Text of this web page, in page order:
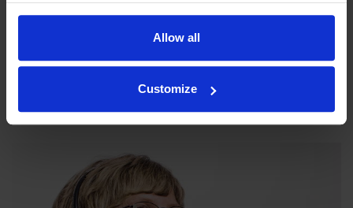
Allow all
Customize
Filosofiamme
Indexator Rotator Systems AB:n yritysfilosofia on yhteinen